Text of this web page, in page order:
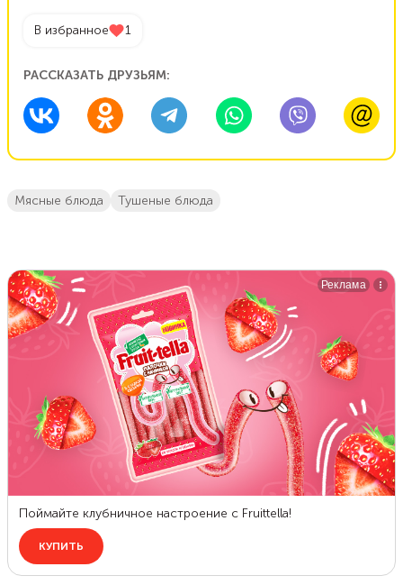
В избранное 1
РАССКАЗАТЬ ДРУЗЬЯМ:
мясные блюда тушеные блюда